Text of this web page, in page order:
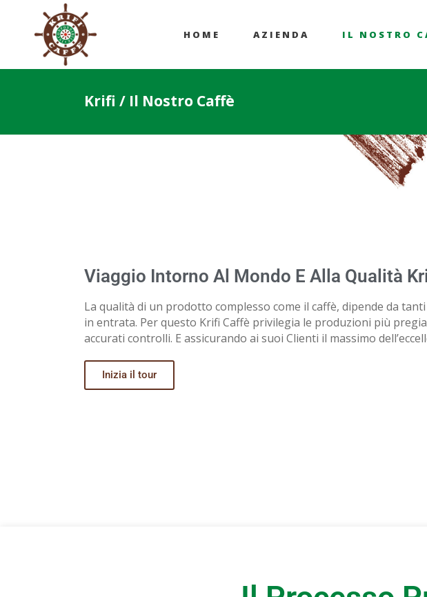
HOME AZIENDA IL NOSTRO
Krifi / Il Nostro Caffè
Viaggio Intorno Al Mondo E Alla Qualità
La qualità di un prodotto complesso come il caffè, dipende da
in entrata. Per questo Krifi Caffè privilegia le produzioni più
accurati controlli. E assicurando ai suoi Clienti il massimo
Inizia il tour